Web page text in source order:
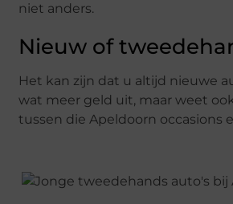
niet anders.
Nieuw of
Het kan zijn dat u altijd nieuwe
wat meer geld uit, maar weet
tussen die Apeldoorn occasions